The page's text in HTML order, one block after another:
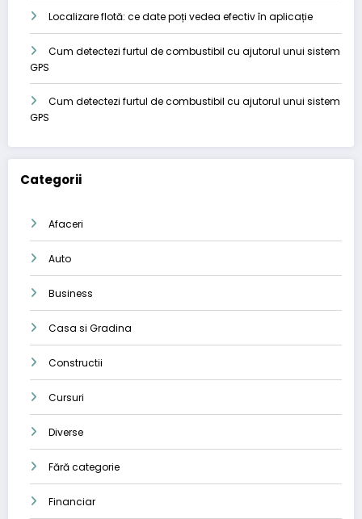
Localizare flotă: ce date poți vedea efectiv în aplicație
Cum detectezi furtul de combustibil cu ajutorul unui sistem
GPS
Cum detectezi furtul de combustibil cu ajutorul unui sistem
GPS
Categorii
Afaceri
Auto
Business
Casa si Gradina
Constructii
Cursuri
Diverse
Fără categorie
Financiar